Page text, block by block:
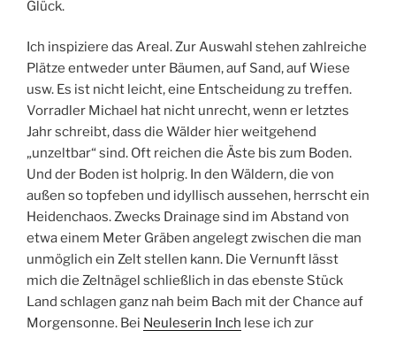
Glück.
Ich inspiziere das Areal. Zur Auswahl stehen zahlreiche
Plätze entweder unter Bäumen, auf Sand, auf Wiese
usw. Es ist nicht leicht, eine Entscheidung zu treffen.
Vorradler Michael hat nicht unrecht, wenn er letztes
Jahr schreibt, dass die Wälder hier weitgehend
„unzeltbar“ sind. Oft reichen die Äste bis zum Boden.
Und der Boden ist holprig. In den Wäldern, die von
außen so topfeben und idyllisch aussehen, herrscht ein
Heidenchaos. Zwecks Drainage sind im Abstand von
etwa einem Meter Gräben angelegt zwischen die man
unmöglich ein Zelt stellen kann. Die Vernunft lässt
mich die Zeltnägel schließlich in das ebenste Stück
Land schlagen ganz nah beim Bach mit der Chance auf
Morgensonne. Bei Neuleserin Inch lese ich zur